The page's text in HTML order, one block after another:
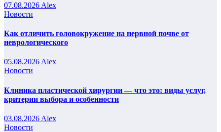
07.08.2026 Alex
Новости
Как отличить головокружение на нервной почве от
неврологического
05.08.2026 Alex
Новости
Клиника пластической хирургии — что это: виды услуг,
критерии выбора и особенности
03.08.2026 Alex
Новости